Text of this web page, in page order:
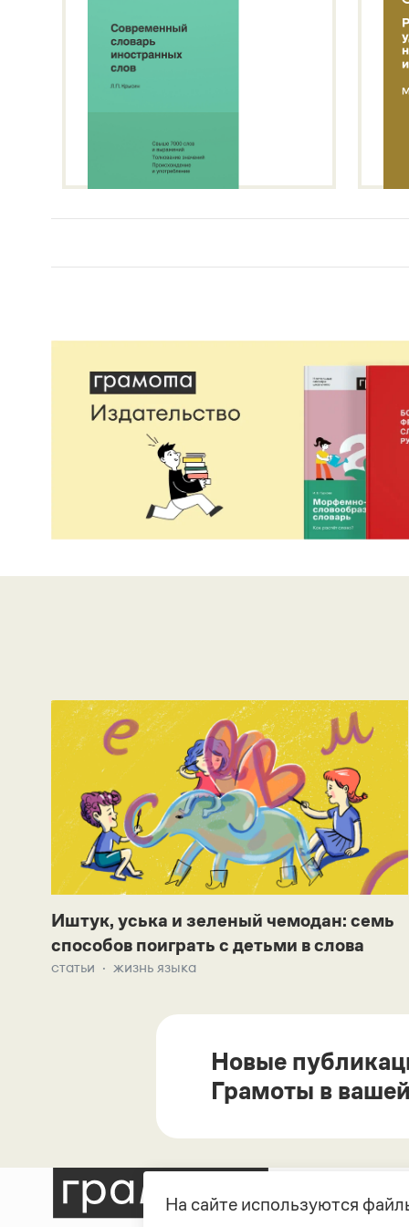
Иштук, уська и зеленый чемодан: семь
способов поиграть с детьми в слова
статьи жизнь языка
Новые
Грамоты в
На сайте используются